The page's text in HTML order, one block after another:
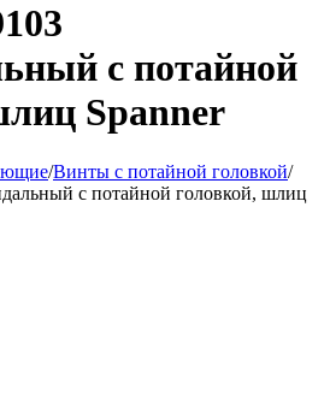
с потайной
Spanner
/Винты с потайной головкой/
с потайной головкой, шлиц